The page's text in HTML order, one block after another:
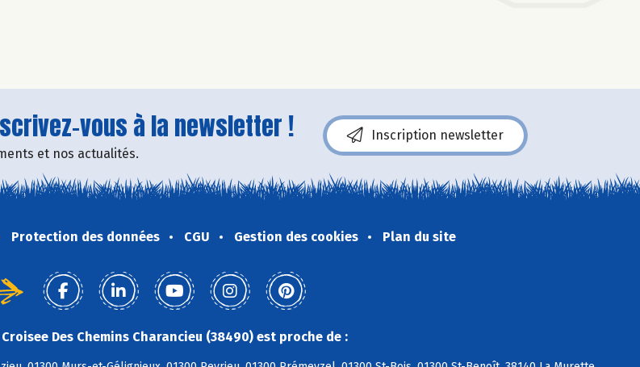
vous à la newsletter !
et nos actualités.
Inscription newsletter
Protection des données CGU Gestion des cookies Plan du site
Des Chemins Charancieu (38490) est proche de :